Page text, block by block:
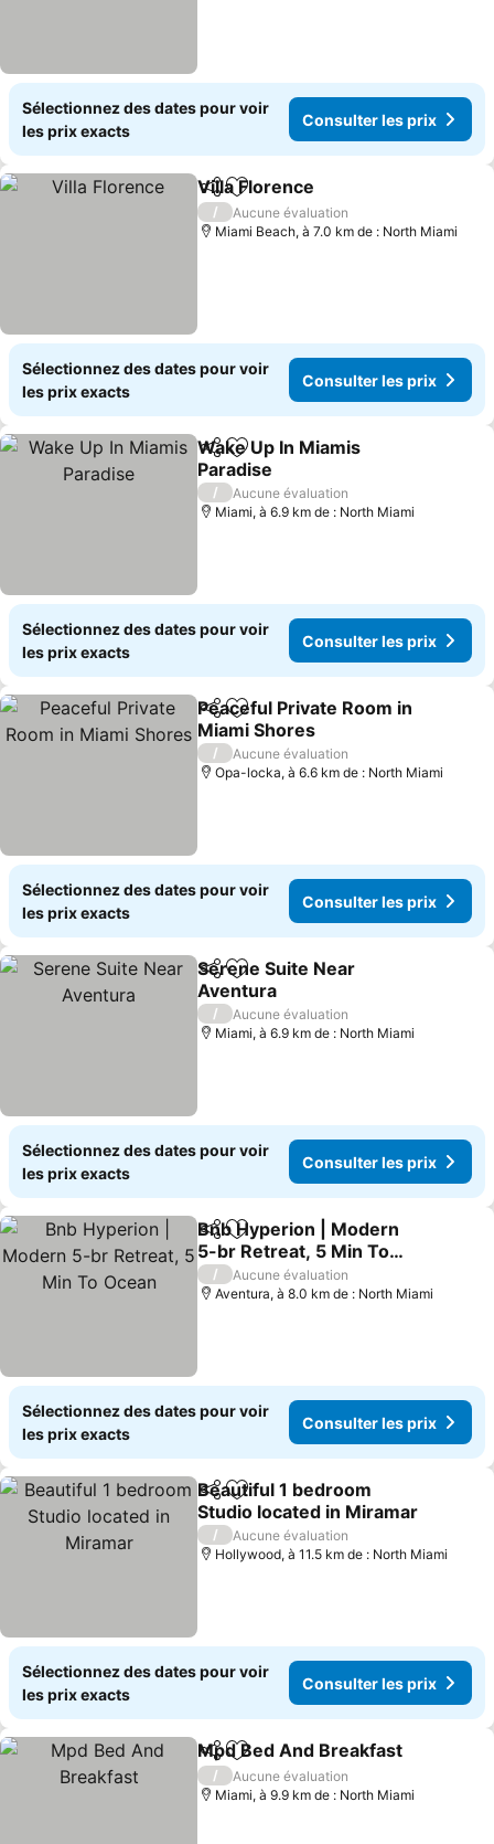
Sélectionnez des dates pour voir
les prix exacts
Consulter les prix
PartagerAjouter à mes favoris
Villa Florence
/
Aucune évaluation
Miami Beach, à 7.0 km de : North Miami
Sélectionnez des dates pour voir
les prix exacts
Consulter les prix
PartagerAjouter à mes favoris
Wake Up In Miamis
Paradise
/
Aucune évaluation
Miami, à 6.9 km de : North Miami
Sélectionnez des dates pour voir
les prix exacts
Consulter les prix
PartagerAjouter à mes favoris
Peaceful Private Room in
Miami Shores
/
Aucune évaluation
Opa-locka, à 6.6 km de : North Miami
Sélectionnez des dates pour voir
les prix exacts
Consulter les prix
PartagerAjouter à mes favoris
Serene Suite Near
Aventura
/
Aucune évaluation
Miami, à 6.9 km de : North Miami
Sélectionnez des dates pour voir
les prix exacts
Consulter les prix
PartagerAjouter à mes favoris
Bnb Hyperion | Modern
5-br Retreat, 5 Min To
Ocean
/
Aucune évaluation
Aventura, à 8.0 km de : North Miami
Sélectionnez des dates pour voir
les prix exacts
Consulter les prix
PartagerAjouter à mes favoris
Beautiful 1 bedroom
Studio located in Miramar
/
Aucune évaluation
Hollywood, à 11.5 km de : North Miami
Sélectionnez des dates pour voir
les prix exacts
Consulter les prix
PartagerAjouter à mes favoris
Mpd Bed And Breakfast
/
Aucune évaluation
Miami, à 9.9 km de : North Miami